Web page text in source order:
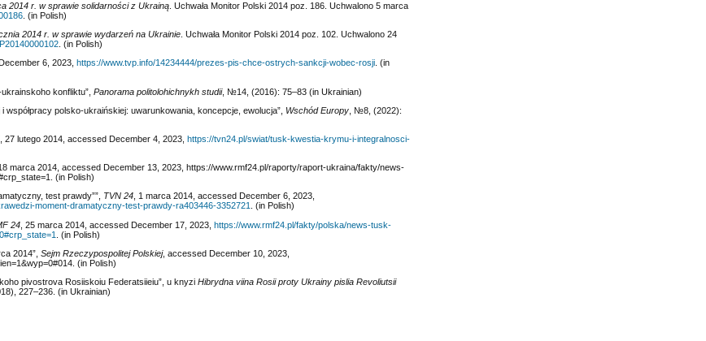
2014 r. w sprawie solidarności z Ukrainą . Uchwała Monitor Polski 2014 poz. 186. Uchwalono 5 marca
. (in Polish)
2014 r. w sprawie wydarzeń na Ukrainie . Uchwała Monitor Polski 2014 poz. 102. Uchwalono 24
. (in Polish)
6, 2023, https://www.tvp.info/14234444/prezes-pis-chce-ostrych-sankcji-wobec-rosji. (in
konfliktu”,Panorama politolohichnykh studii, №14, (2016): 75‒83 (in Ukrainian)
polsko-ukraińskiej: uwarunkowania, koncepcje, ewolucja”, Wschód Europy , №8, (2022):
, 27 lutego 2014, accessed December 4, 2023,https://tvn24.pl/swiat/tusk-kwestia-krymu-i-integralnosci-
18 marca 2014, accessed December 13, 2023, https://www.rmf24.pl/raporty/raport-ukraina/fakty/news-
(in Polish)
test prawdy””, TVN 24 , 1 marca 2014, accessed December 6, 2023,
moment-dramatyczny-test-prawdy-ra403446-3352721
. (in Polish)
24 , 25 marca 2014, accessed December 17, 2023,https://www.rmf24.pl/fakty/polska/news-tusk-
. (in Polish)
2014”,Sejm Rzeczypospolitej Polskiej, accessed December 10, 2023,
(in Polish)
pivostrova Rosiiskoiu Federatsiieiu”, u knyziHibrydna viina Rosii proty Ukrainy pislia Revoliutsii
227‒236. (in Ukrainian)